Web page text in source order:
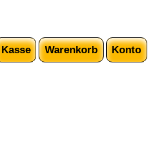
Kasse Warenkorb Konto